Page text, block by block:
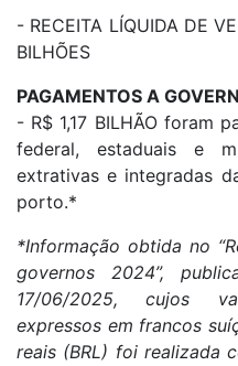
- RECEITA LÍQUIDA DE
BILHÕES
PAGAMENTOS A
- R$ 1,17 BILHÃO foram
federal, estaduais e
extrativas e integradas
porto.*
*Informação obtida no
governos 2024”,
17/06/2025, cujos
expressos em francos
reais (BRL) foi realizada